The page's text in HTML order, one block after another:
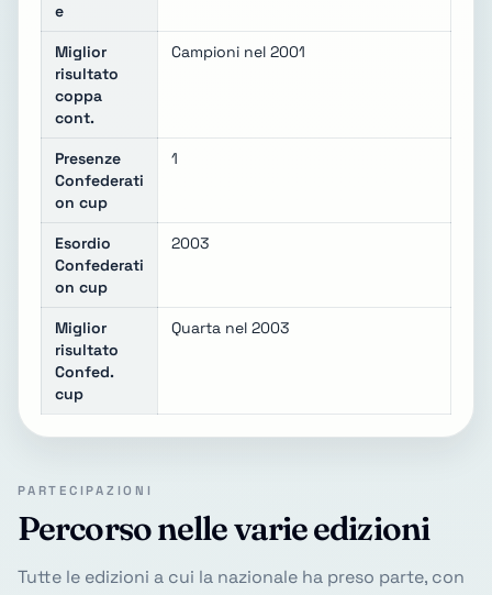
e
Miglior
risultato
coppa
cont.
Campioni nel 2001
Presenze
Confederati
on cup
1
Esordio
Confederati
on cup
2003
Miglior
risultato
Confed.
cup
Quarta nel 2003
PARTECIPAZIONI
Percorso nelle varie edizioni
Tutte le edizioni a cui la nazionale ha preso parte, con